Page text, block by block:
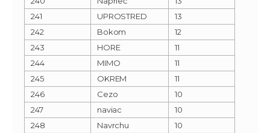
241
UPROSTRED
13
242
Bokom
12
243
HORE
11
244
MIMO
11
245
OKREM
11
246
Cezo
10
247
naviac
10
248
Navrchu
10